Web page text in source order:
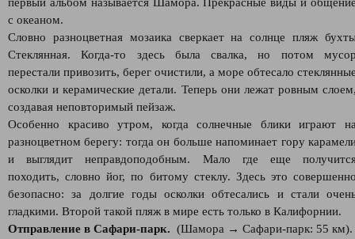
с океаном.
Словно разноцветная мозаика сверкает на солнце пляж
Стеклянная. Когда-то здесь была свалка, но потом
перестали привозить, берег очистили, а море обтесало
осколки и керамические детали. Теперь они лежат ровным
создавая неповторимый пейзаж.
Особенно красиво утром, когда солнечные блики играют
разноцветном берегу: тогда он больше напоминает гору
и выглядит неправдоподобным. Мало где еще
походить, словно йог, по битому стеклу. Здесь это
безопасно: за долгие годы осколки обтесались и стали
гладкими. Второй такой пляж в мире есть только в Калифорнии.
Отправление в Сафари-парк. (Шамора → Сафари-парк: 55 км).